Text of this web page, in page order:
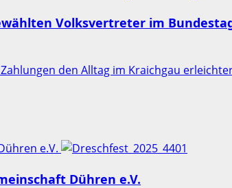
Volksvertreter im
e.V.
Dühren e.V.